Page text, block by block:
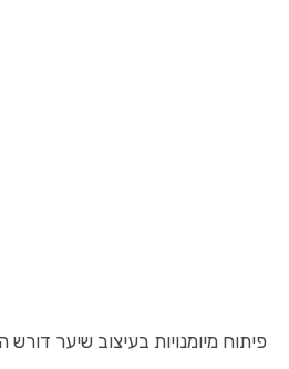
פיתוח מיומנויות בעיצוב שיער